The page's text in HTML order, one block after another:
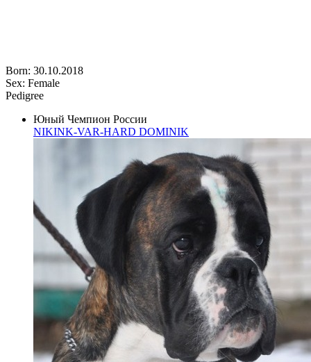
Born: 30.10.2018
Sex: Female
Pedigree
Юный Чемпион России
NIKINK-VAR-HARD DOMINIK